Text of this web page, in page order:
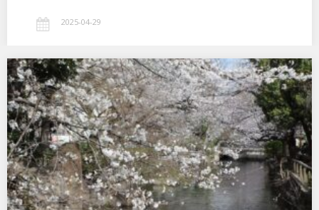
2025-04-29
SAKURA 2025
今年の初桜は岡山でした 2025.03.29…